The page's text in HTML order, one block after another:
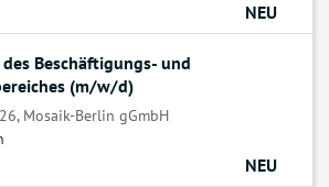
NEU
Beschäftigungs- und
(m/w/d)
Mosaik-Berlin gGmbH
NEU